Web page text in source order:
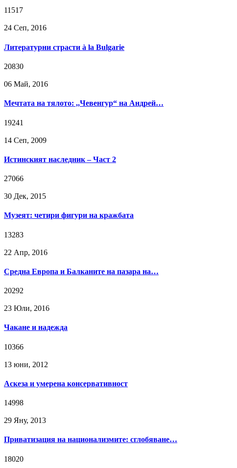
11517
24 Сeп, 2016
Литературни страсти à la Bulgarie
20830
06 Май, 2016
Мечтата на тялото: ,,Чевенгур“ на Андрей…
19241
14 Сeп, 2009
Истинският наследник – Част 2
27066
30 Дек, 2015
Музеят: четири фигури на кражбата
13283
22 Апр, 2016
Средна Европа и Балканите на пазара на…
20292
23 Юли, 2016
Чакане и надежда
10366
13 юни, 2012
Аскеза и умерена консервативност
14998
29 Яну, 2013
Приватизация на национализмите: сглобяване…
18020